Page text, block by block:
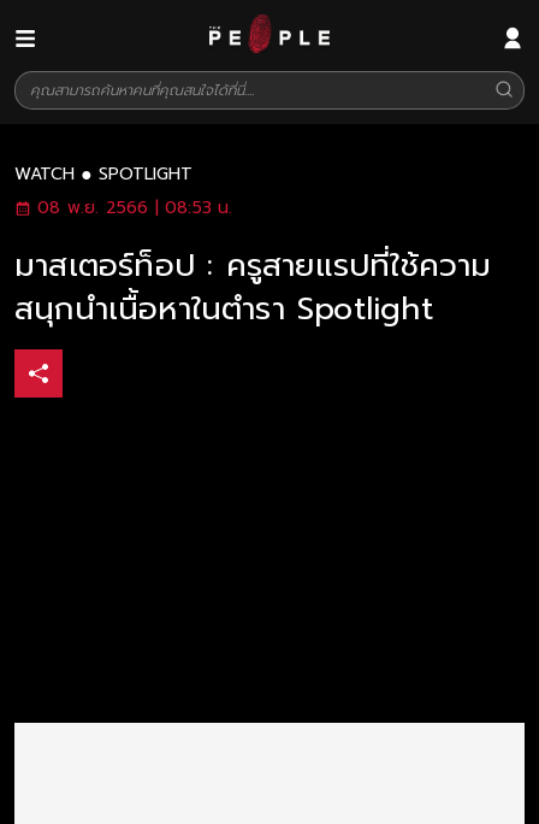
WATCH
SPOTLIGHT
08 พ.ย. 2566 | 08:53 น.
มาสเตอร์ท็อป : ครูสายแรปที่ใช้ความ
สนุกนำเนื้อหาในตำรา Spotlight